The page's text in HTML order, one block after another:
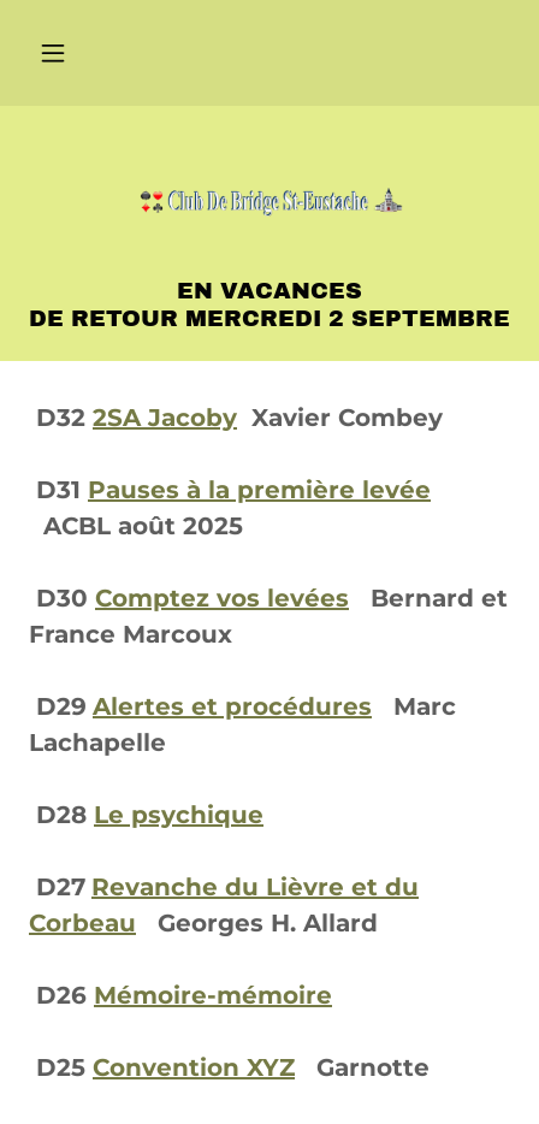
EN VACANCES
DE RETOUR MERCREDI 2 SEPTEMBRE
D32 2SA Jacoby Xavier Combey
D31 Pauses à la première levée
ACBL août 2025
D30 Comptez vos levées Bernard et
France Marcoux
D29 Alertes et procédures Marc
Lachapelle
D28 Le psychique
D27 Revanche du Lièvre et du
Corbeau Georges H. Allard
D26 Mémoire-mémoire
D25 Convention XYZ Garnotte